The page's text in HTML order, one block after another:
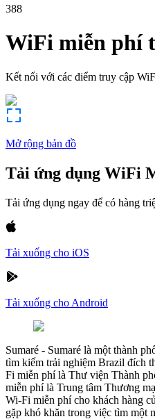
388
WiFi miễn phí
Kết nối với các điểm truy cập
Mở rộng bản đồ
Tải ứng dụng WiFi
Tải ứng dụng ngay để có hàng
Tải xuống cho iOS
Tải xuống cho Android
Sumaré - Sumaré là một thành
tìm kiếm trải nghiệm Brazil đích
Fi miễn phí là Thư viện Thành
miễn phí là Trung tâm Thương
Wi-Fi miễn phí cho khách hàng
gặp khó khăn trong việc tìm một